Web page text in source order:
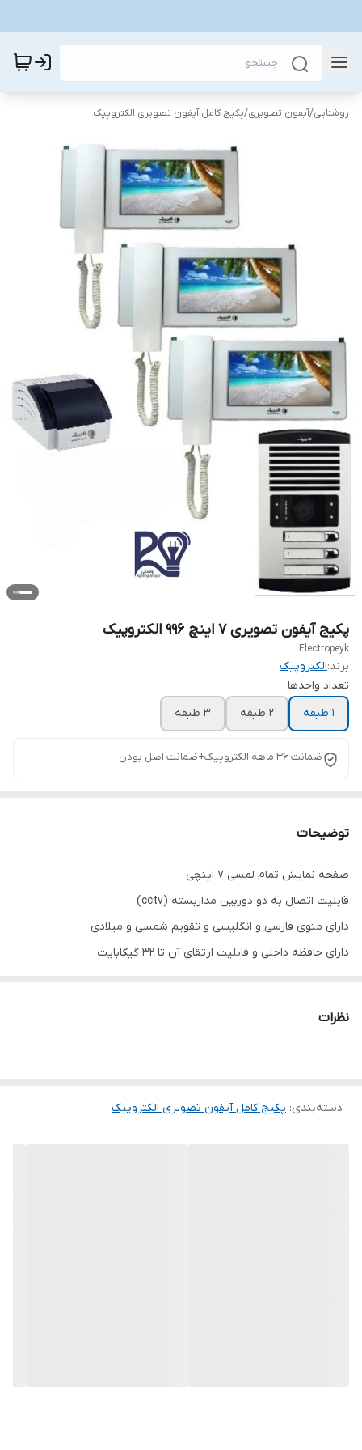
روشنایی/آیفون تصویری/پکیج کامل آیفون تصویری الکتروپیک
پکیج آیفون تصویری ۷ اینچ ۹۹۶ الکتروپیک
Electropeyk
برند:الکتروپیک
تعداد واحدها
۱ طبقه
۲ طبقه ۳ طبقه
ضمانت 36 ماهه الکتروپیک+ضمانت اصل بودن
توضیحات
صفحه نمایش تمام لمسی 7 اینچی
قابلیت اتصال به دو دوربین مداربسته (cctv)
دارای منوی فارسی و انگلیسی و تقویم شمسی و میلادی
دارای حافظه داخلی و قابلیت ارتقای آن تا 32 گیگابایت
دارای اینترکام یا قابلیت ارتباط بین واحدها
ترانس الکتروپیک
نظرات
دسته‌بندی: پکیج کامل آیفون تصویری الکتروپیک